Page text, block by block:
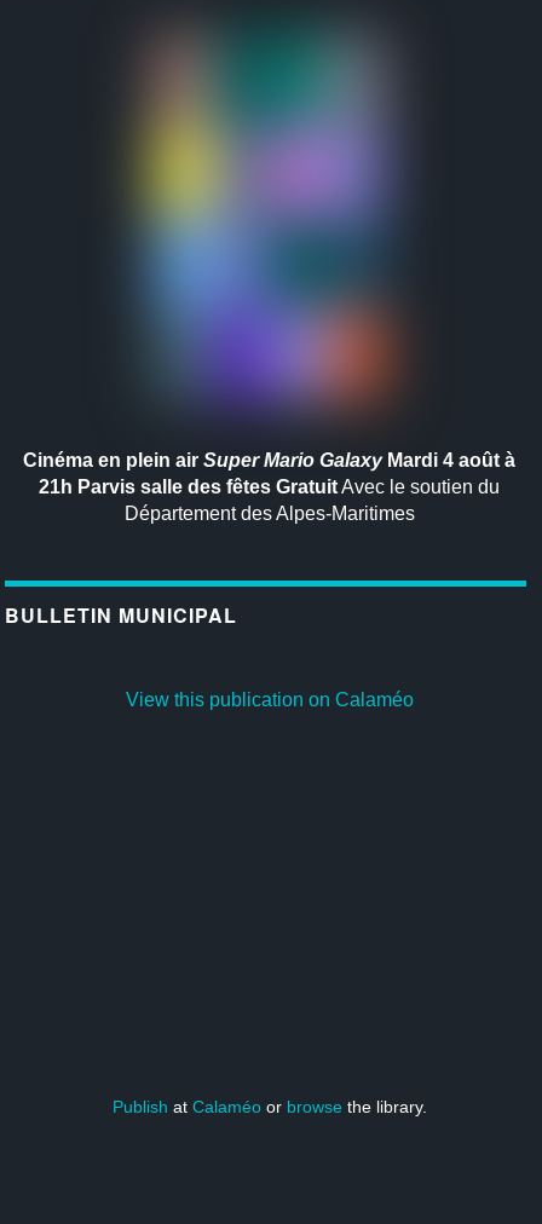
Cinéma en plein air Super Mario GalaxyMardi 4 août à
21h Parvis salle des fêtes GratuitAvec le soutien du
Département des Alpes-Maritimes
BULLETIN MUNICIPAL
View this publication on Calaméo
Publish at Calaméoor browse the library.